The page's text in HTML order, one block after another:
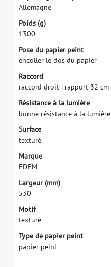
Allemagne
Poids (g)
1300
Pose du papier peint
encoller le dos du papier
Raccord
raccord droit | rapport 32 cm
Résistance à la lumière
bonne résistance à la lumière
Surface
texturé
Marque
EDEM
Largeur (mm)
530
Motif
texturé
Type de papier peint
papier peint